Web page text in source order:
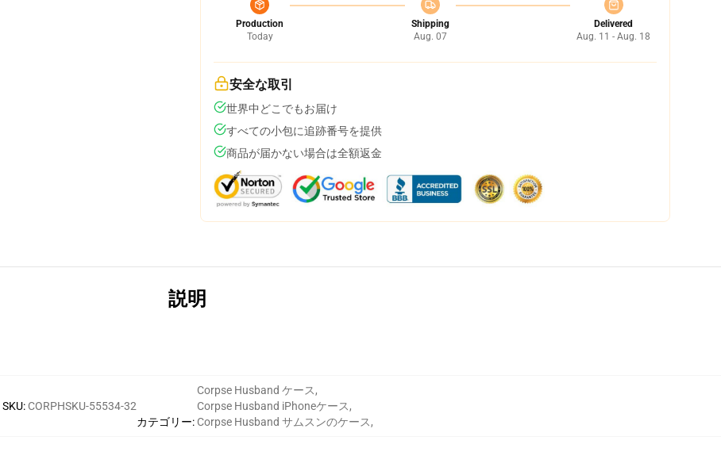
Production
Today
Shipping
Aug. 07
Delivered
Aug. 11 - Aug. 18
安全な取引
世界中どこでもお届け
すべての小包に追跡番号を提供
商品が届かない場合は全額返金
説明
SKU: CORPHSKU-55534-32
カテゴリー:
Corpse Husband ケース,
Corpse Husband iPhoneケース,
Corpse Husband サムスンのケース,